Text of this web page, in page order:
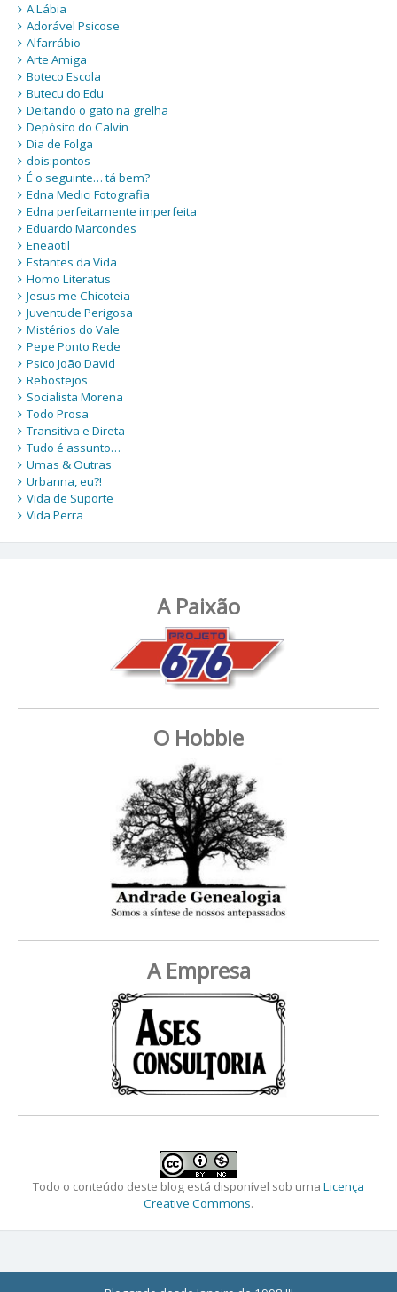
A Lábia
Adorável Psicose
Alfarrábio
Arte Amiga
Boteco Escola
Butecu do Edu
Deitando o gato na grelha
Depósito do Calvin
Dia de Folga
dois:pontos
É o seguinte… tá bem?
Edna Medici Fotografia
Edna perfeitamente imperfeita
Eduardo Marcondes
Eneaotil
Estantes da Vida
Homo Literatus
Jesus me Chicoteia
Juventude Perigosa
Mistérios do Vale
Pepe Ponto Rede
Psico João David
Rebostejos
Socialista Morena
Todo Prosa
Transitiva e Direta
Tudo é assunto…
Umas & Outras
Urbanna, eu?!
Vida de Suporte
Vida Perra
A Paixão
O Hobbie
A Empresa
Todo o conteúdo deste blog está disponível sob uma Licença
Creative Commons.